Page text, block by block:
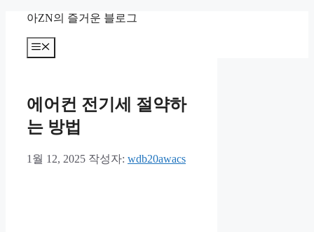
아ZN의 즐거운 블로그
메
뉴
에어컨 전기세 절약하
는 방법
1월 12, 2025 작성자: wdb20awacs